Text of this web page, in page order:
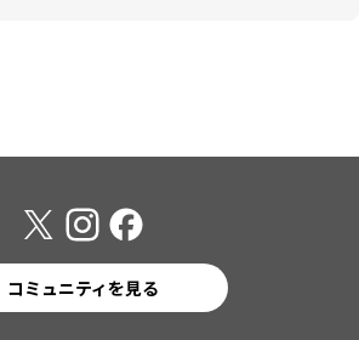
コミュニティを見る